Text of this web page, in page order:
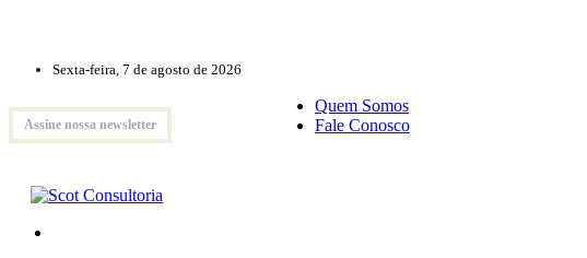
Sexta-feira, 7 de agosto de 2026
Assine nossa newsletter
Quem Somos
Fale Conosco